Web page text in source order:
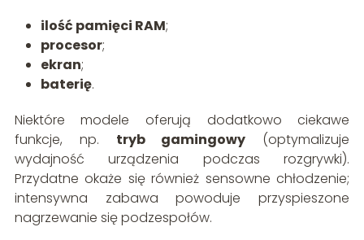
ilość pamięci RAM;
procesor;
ekran;
baterię.
Niektóre modele oferują dodatkowo ciekawe
funkcje, np. tryb gamingowy (optymalizuje
wydajność urządzenia podczas rozgrywki).
Przydatne okaże się również sensowne chłodzenie;
intensywna zabawa powoduje przyspieszone
nagrzewanie się podzespołów.